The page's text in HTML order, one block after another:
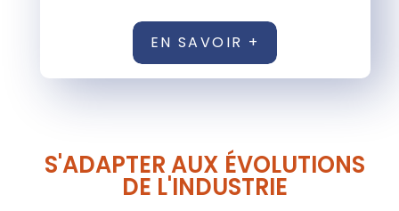
EN SAVOIR +
S'ADAPTER AUX ÉVOLUTIONS
DE L'INDUSTRIE